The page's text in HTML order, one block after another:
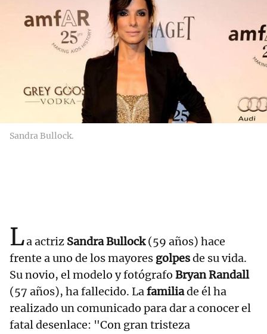
Sandra Bullock.
La actriz Sandra Bullock(59 años) hace
frente a uno de los mayores golpesde su vida.
Su novio, el modelo y fotógrafo Bryan Randall
(57 años), ha fallecido. Lafamiliade él ha
realizado un comunicado para dar a conocer el
fatal desenlace: "Con gran tristeza